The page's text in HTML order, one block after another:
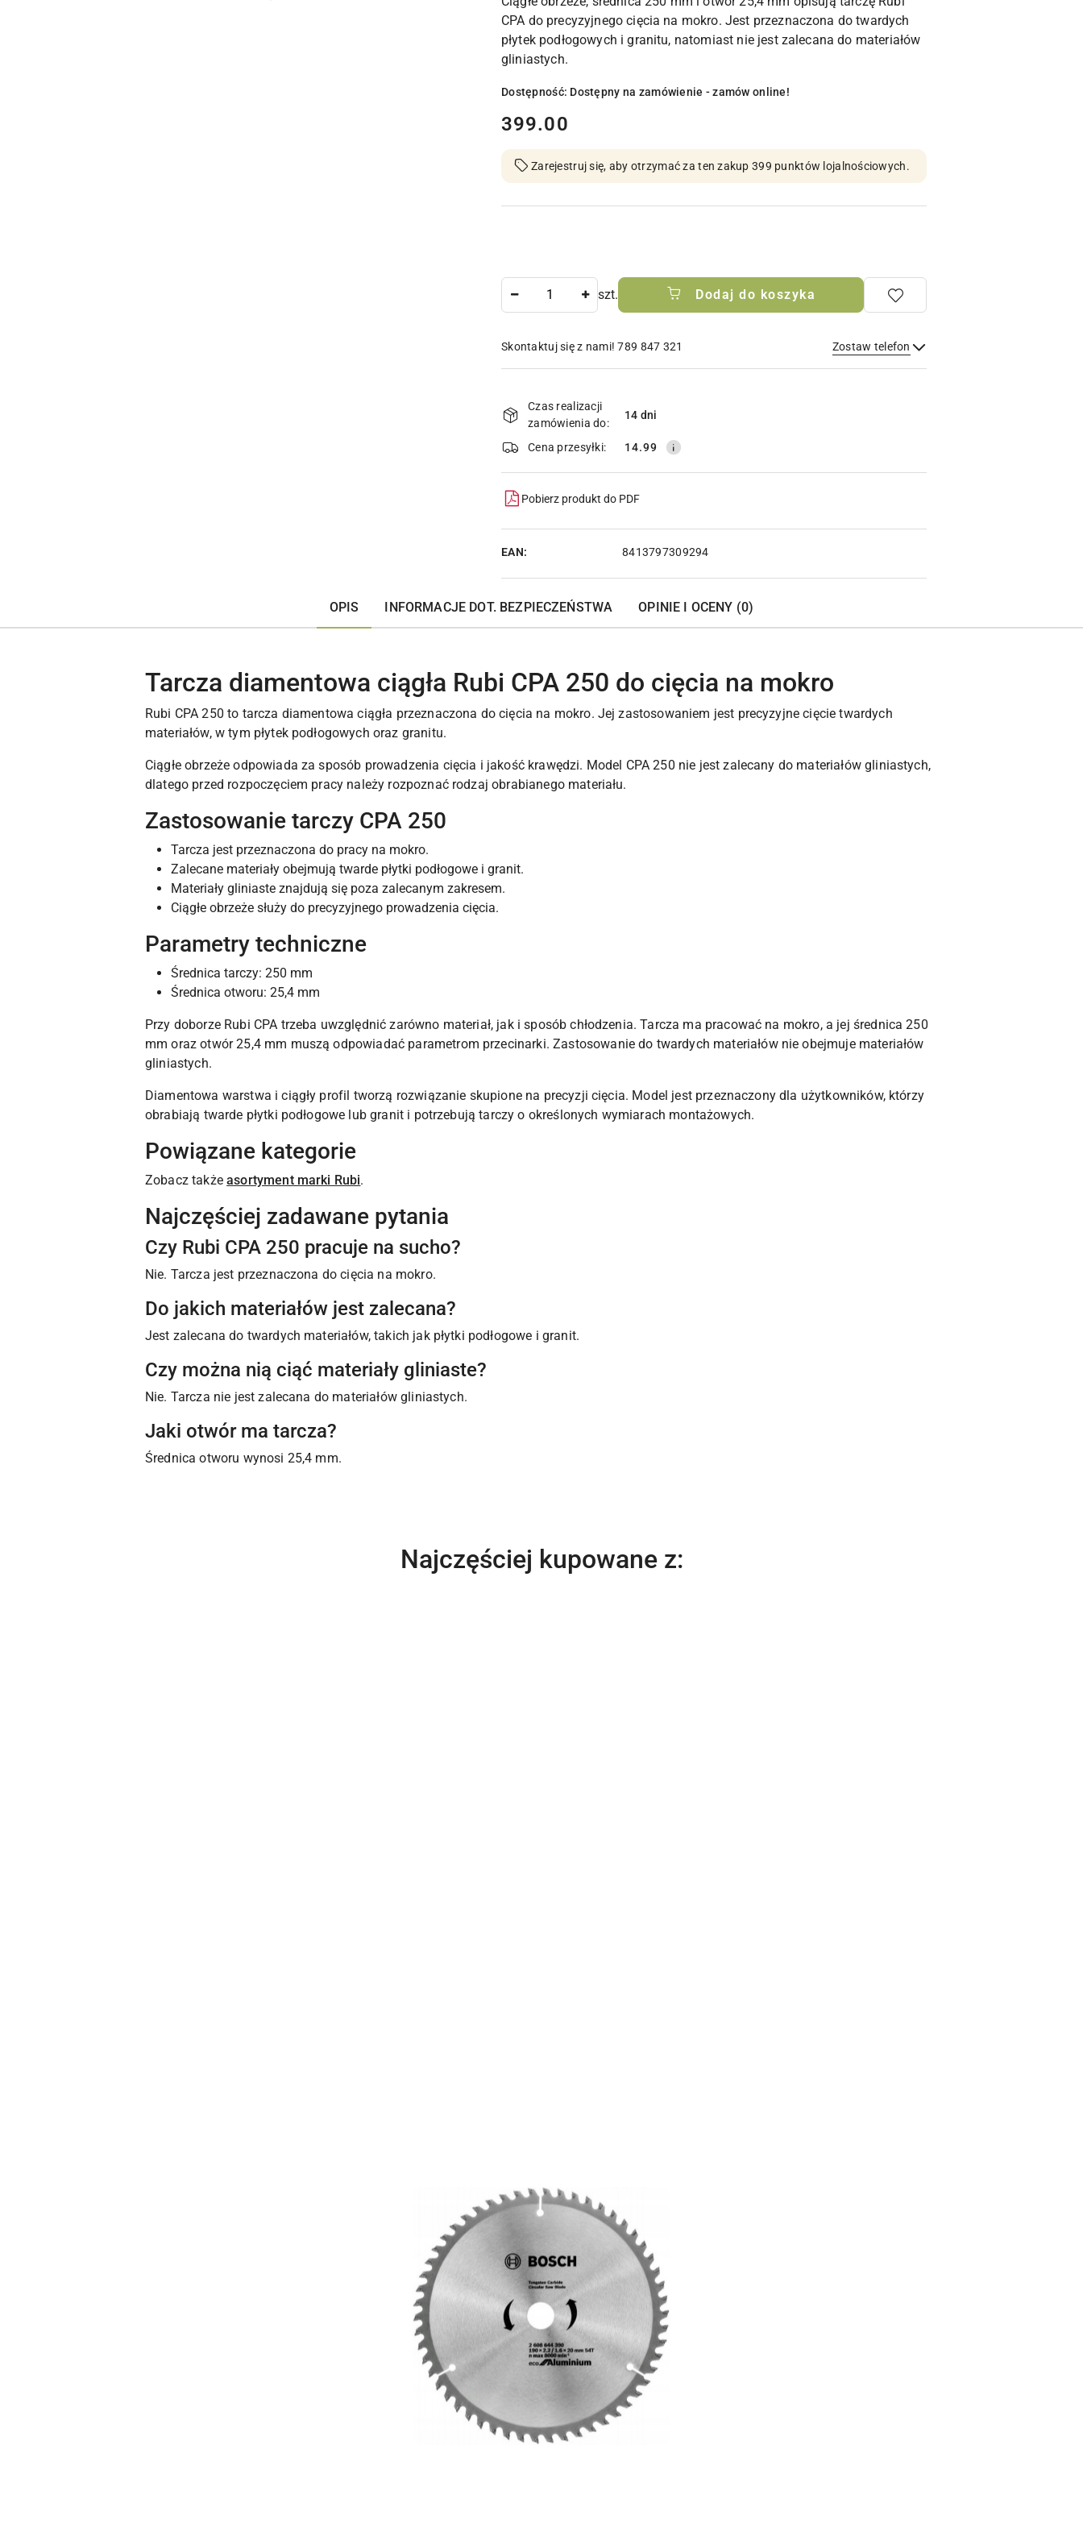
CPA do precyzyjnego cięcia na mokro. Jest przeznaczona do twardych
płytek podłogowych i granitu, natomiast nie jest zalecana do materiałów
gliniastych.
Dostępność: Dostępny na zamówienie - zamów online!
cena:
399.00
Zarejestruj się, aby otrzymać za ten zakup 399 punktów lojalnościowych.
szt. Dodaj do koszyka
Skontaktuj się z nami! 789 847 321 Zostaw telefon
Wyślij
i
dostawa
Czas realizacji
zamówienia do:
14 dni
Cena przesyłki: 14.99
Pobierz produkt do PDF
EAN: 8413797309294
OPIS INFORMACJE DOT. BEZPIECZEŃSTWA OPINIE I OCENY (0)
Tarcza diamentowa ciągła Rubi CPA 250 do cięcia na mokro
Rubi CPA 250 to tarcza diamentowa ciągła przeznaczona do cięcia na mokro. Jej zastosowaniem jest precyzyjne cięcie twardych
materiałów, w tym płytek podłogowych oraz granitu.
Ciągłe obrzeże odpowiada za sposób prowadzenia cięcia i jakość krawędzi. Model CPA 250 nie jest zalecany do materiałów gliniastych,
dlatego przed rozpoczęciem pracy należy rozpoznać rodzaj obrabianego materiału.
Zastosowanie tarczy CPA 250
Tarcza jest przeznaczona do pracy na mokro.
Zalecane materiały obejmują twarde płytki podłogowe i granit.
Materiały gliniaste znajdują się poza zalecanym zakresem.
Ciągłe obrzeże służy do precyzyjnego prowadzenia cięcia.
Parametry techniczne
Średnica tarczy: 250 mm
Średnica otworu: 25,4 mm
Przy doborze Rubi CPA trzeba uwzględnić zarówno materiał, jak i sposób chłodzenia. Tarcza ma pracować na mokro, a jej średnica 250
mm oraz otwór 25,4 mm muszą odpowiadać parametrom przecinarki. Zastosowanie do twardych materiałów nie obejmuje materiałów
gliniastych.
Diamentowa warstwa i ciągły profil tworzą rozwiązanie skupione na precyzji cięcia. Model jest przeznaczony dla użytkowników, którzy
obrabiają twarde płytki podłogowe lub granit i potrzebują tarczy o określonych wymiarach montażowych.
Powiązane kategorie
Zobacz takżeasortyment marki Rubi.
Najczęściej zadawane pytania
Czy Rubi CPA 250 pracuje na sucho?
Nie. Tarcza jest przeznaczona do cięcia na mokro.
Do jakich materiałów jest zalecana?
Jest zalecana do twardych materiałów, takich jak płytki podłogowe i granit.
Czy można nią ciąć materiały gliniaste?
Nie. Tarcza nie jest zalecana do materiałów gliniastych.
Jaki otwór ma tarcza?
Średnica otworu wynosi 25,4 mm.
Produkty
Najczęściej kupowane z: